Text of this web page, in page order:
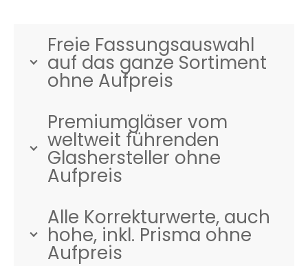
Freie Fassungsauswahl
auf das ganze Sortiment
ohne Aufpreis
Premiumgläser vom
weltweit führenden
Glashersteller ohne
Aufpreis
Alle Korrekturwerte, auch
hohe, inkl. Prisma ohne
Aufpreis